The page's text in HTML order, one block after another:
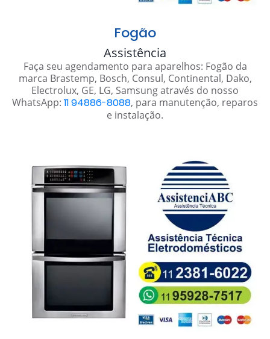
Fogão
Assistência
Faça seu agendamento para aparelhos: Fogão da
marca Brastemp, Bosch, Consul, Continental, Dako,
Electrolux, GE, LG, Samsung através do nosso
WhatsApp: 11 94886-8088, para manutenção, reparos
e instalação.